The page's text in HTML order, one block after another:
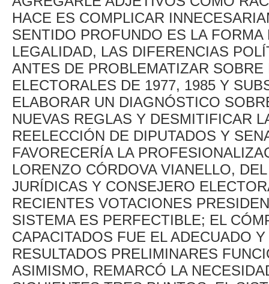
HACE ES COMPLICAR
SENTIDO PROFUNDO ES LA
LEGALIDAD, LAS DIFERENCIAS
ANTES DE PROBLEMATIZAR
ELECTORALES DE 1977, 1985 Y
ELABORAR UN DIAGNÓSTICO
NUEVAS REGLAS Y DESMITIFICAR
REELECCIÓN DE DIPUTADOS Y
FAVORECERÍA LA
LORENZO CÓRDOVA VIANELLO,
JURÍDICAS Y CONSEJERO
RECIENTES VOTACIONES
SISTEMA ES PERFECTIBLE; EL
CAPACITADOS FUE EL ADECUADO
RESULTADOS PRELIMINARES
ASIMISMO, REMARCÓ LA